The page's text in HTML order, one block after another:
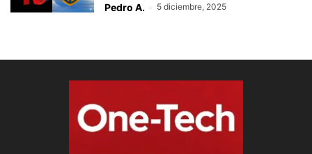
Pedro A. - 5 diciembre, 2025